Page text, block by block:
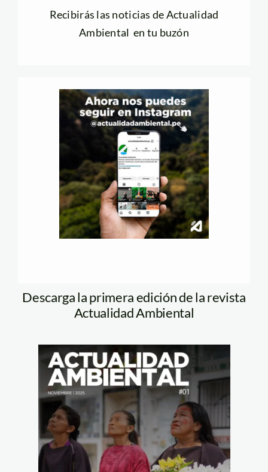
Recibirás las noticias de Actualidad
Ambiental en tu buzón
Descarga la primera edición de la revista
Actualidad Ambiental